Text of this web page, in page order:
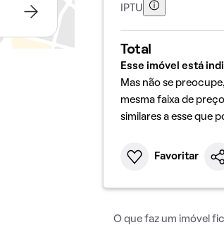
IPTU
Total
Esse imóvel está
Mas não se
mesma faixa de
similares a esse que
Favoritar
O que faz um imóvel